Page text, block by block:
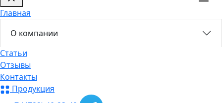
Главная
О компании
Статьи
Отзывы
Контакты
Продукция